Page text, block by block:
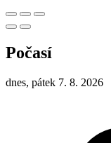
Počasí
dnes, pátek 7. 8. 2026